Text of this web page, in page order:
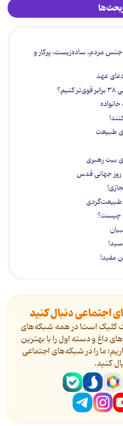
مردم، ساده‌زیست، پرکار و
عهد
طبیعت
بیت رهبری
روز جهانی قدس
چیست؟
مفید!
اجتماعی دنبال کنید
یک کلیک است! در همه شبکه‌های
داغ و دسته اول را با بهترین
ما را در شبکه‌های اجتماعی
کنید.